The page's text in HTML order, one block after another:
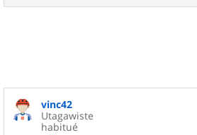
vinc42
Utagawiste
habitué